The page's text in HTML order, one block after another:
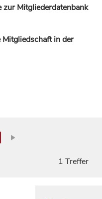
zur Mitgliederdatenbank
in der
1 Treffer